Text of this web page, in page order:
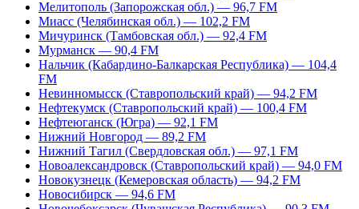
Мелитополь (Запорожская обл.) — 96,7 FM
Миасс (Челябинская обл.) — 102,2 FM
Мичуринск (Тамбовская обл.) — 92,4 FM
Мурманск — 90,4 FM
Нальчик (Кабардино-Балкарская Республика) — 104,4
FM
Невинномысск (Ставропольский край) — 94,2 FM
Нефтекумск (Ставропольский край) — 100,4 FM
Нефтеюганск (Югра) — 92,1 FM
Нижний Новгород — 89,2 FM
Нижний Тагил (Свердловская обл.) — 97,1 FM
Новоалександровск (Ставропольский край) — 94,0 FM
Новокузнецк (Кемеровская область) — 94,2 FM
Новосибирск — 94,6 FM